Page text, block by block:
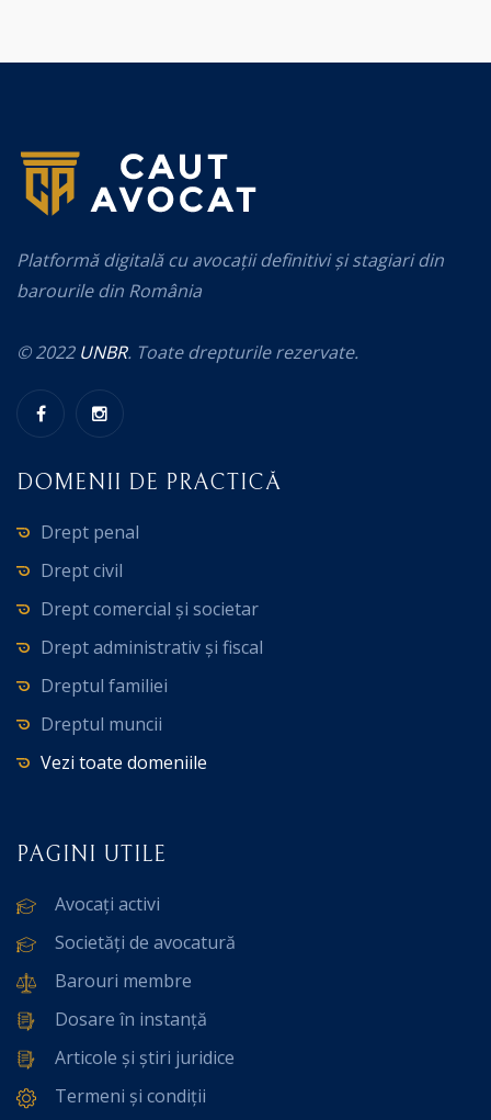
Platformă digitală cu avocații definitivi și stagiari din
barourile din România
© 2022 UNBR. Toate drepturile rezervate.
DOMENII DE PRACTICĂ
Drept penal
Drept civil
Drept comercial și societar
Drept administrativ și fiscal
Dreptul familiei
Dreptul muncii
Vezi toate domeniile
PAGINI UTILE
Avocați activi
Societăți de avocatură
Barouri membre
Dosare în instanță
Articole și știri juridice
Termeni și condiții